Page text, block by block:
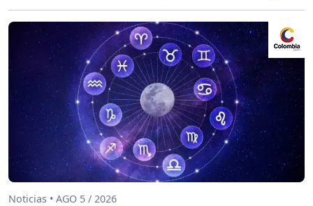
Noticias • AGO 5 / 2026